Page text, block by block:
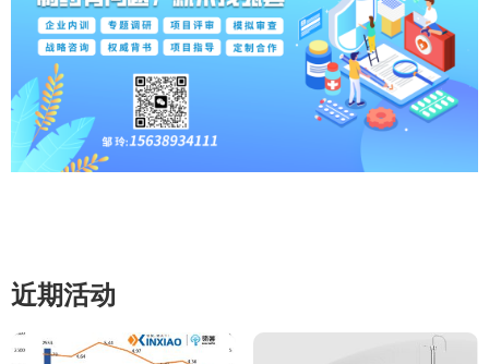
近期活动